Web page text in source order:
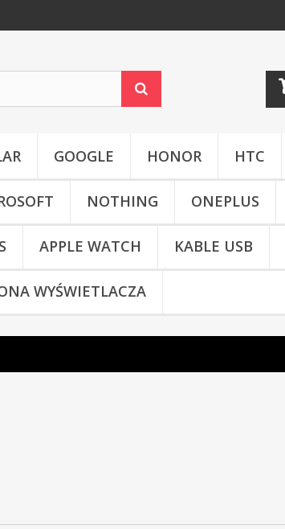
GOOGLE HONOR HTC
NOTHING ONEPLUS
APPLE WATCH KABLE USB
WYŚWIETLACZA